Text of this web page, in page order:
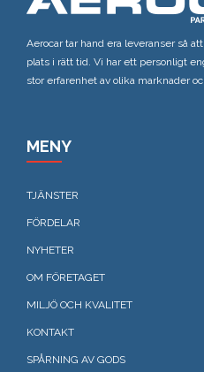
Aerocar tar hand era leveranser så
plats i rätt tid. Vi har ett personligt
stor erfarenhet av olika marknader
MENY
TJÄNSTER
FÖRDELAR
NYHETER
OM FÖRETAGET
MILJÖ OCH KVALITET
KONTAKT
SPÅRNING AV GODS